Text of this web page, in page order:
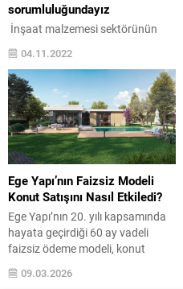
sorumluluğundayız
İnşaat malzemesi sektörünün
çatı kuruluşu Türkiye İnşaat
Malzemesi Sanayicileri Derneği
tarafından düzenlenen ‘10.
Uluslararası İnşaatta Kalite
Zirvesi, ‘Sürdürülebilir Gelecek’
temasıyla yapıldı. Dünyamızın
geleceğinde belirleyici olacak son
30 yılın iyi değerlendirilmesi
gerektiğini vurgulayan Türkiye
İMSAD Yönetim Kurulu Başkanı
Tayfun Küçükoğlu, “İnşaat
malzemeleri sektörü
olarak sürdürülebilirlik adına
etkimizin ve sorumluluğumuzun
ne kadar büyük olduğunun
04.11.2022
Ege Yapı’nın Faizsiz Modeli
Konut Satışını Nasıl Etkiledi?
Ege Yapı’nın 20. yılı kapsamında
hayata geçirdiği 60 ay vadeli
faizsiz ödeme modeli, konut
finansman koşulları olduğunu
09.03.2026